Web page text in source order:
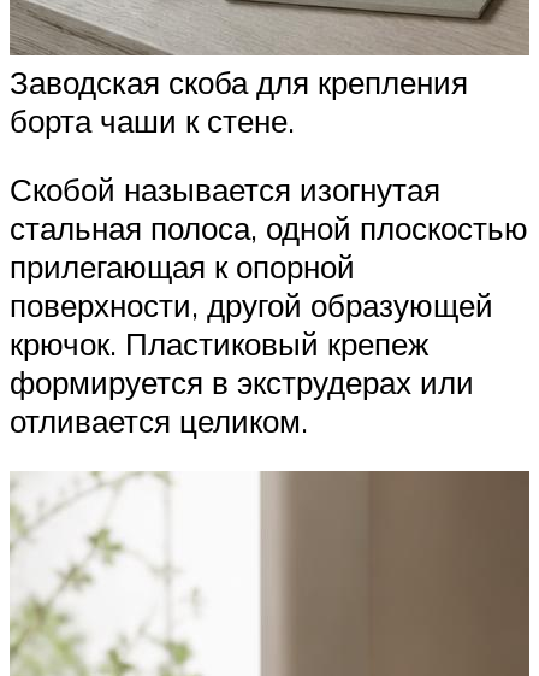
Заводская скоба для крепления
борта чаши к стене.
Скобой называется изогнутая
стальная полоса, одной плоскостью
прилегающая к опорной
поверхности, другой образующей
крючок. Пластиковый крепеж
формируется в экструдерах или
отливается целиком.